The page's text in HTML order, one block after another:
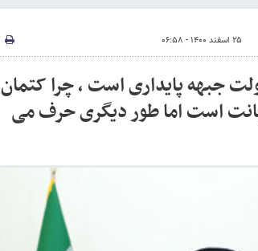
۲۵ اسفند ۱۴۰۰ - ۰۶:۵۸
جبهه پایداری است ، چرا کتمان
است اما طور دیگری حرف می